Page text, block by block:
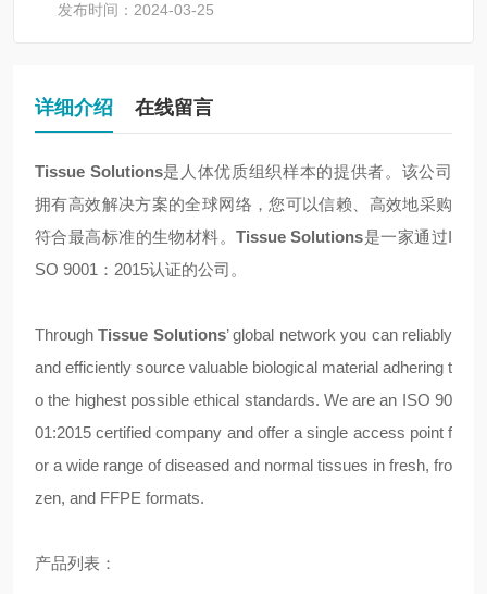
发布时间：2024-03-25
详细介绍 在线留言
Tissue Solutions是人体优质组织样本的提供者。该公司
拥有高效解决方案的全球网络，您可以信赖、高效地采购
符合最高标准的生物材料。Tissue Solutions是一家通过I
SO 9001：2015认证的公司。
ThroughTissue Solutions’ global network you can reliably
and efficiently source valuable biological material adhering t
o the highest possible ethical standards. We are an ISO 90
01:2015 certified company and offer a single access point f
or a wide range of diseased and normal tissues in fresh, fro
zen, and FFPE formats.
产品列表：